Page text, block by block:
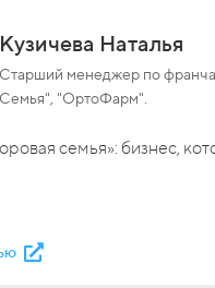
Кузичева Наталья
Старший менеджер по
Семья", "ОртоФарм".
семья»: бизнес,